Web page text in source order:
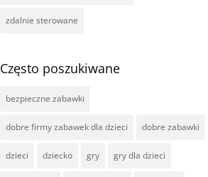
zdalnie sterowane
Często poszukiwane
bezpieczne zabawki
dobre firmy zabawek dla dzieci dobre zabawki
dzieci dziecko gry gry dla dzieci